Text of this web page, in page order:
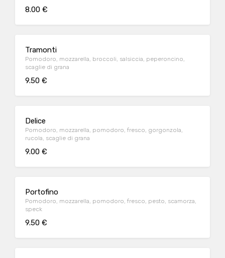
8.00 €
Tramonti
Pomodoro, mozzarella, broccoli, salsiccia, peperoncino,
scaglie di grana
9.50 €
Delice
Pomodoro, mozzarella, pomodoro, fresco, gorgonzola,
rucola, scaglie di grana
9.00 €
Portofino
Pomodoro, mozzarella, pomodoro, fresco, pesto, scamorza,
speck
9.50 €